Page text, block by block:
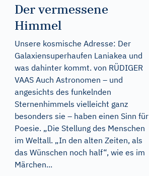
Der vermessene
Himmel
Unsere kosmische Adresse: Der
Galaxiensuperhaufen Laniakea und
was dahinter kommt. von RÜDIGER
VAAS Auch Astronomen – und
angesichts des funkelnden
Sternenhimmels vielleicht ganz
besonders sie – haben einen Sinn für
Poesie. „Die Stellung des Menschen
im Weltall. „In den alten Zeiten, als
das Wünschen noch half“, wie es im
Märchen...